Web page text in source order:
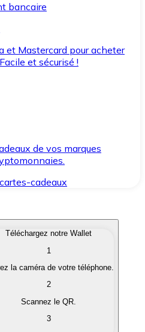
bancaire
et Mastercard pour acheter
et sécurisé !
de vos marques
cadeaux
qui vous intéressent
en monnaie
Téléchargez notre Wallet
1
la caméra de votre téléphone.
2
Scannez le QR.
3